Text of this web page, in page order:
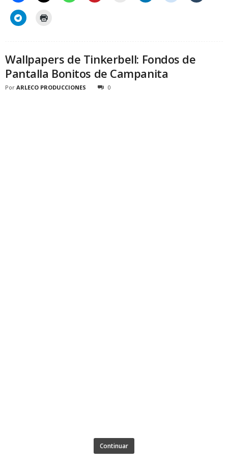
Wallpapers de Tinkerbell: Fondos de
Pantalla Bonitos de Campanita
Por ARLECO PRODUCCIONES 0
Continuar